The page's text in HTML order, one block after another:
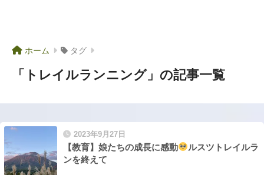
ホーム タグ
「トレイルランニング」の記事一覧
2023年9月27日
【教育】娘たちの成長に感動
ルスツトレイルラ
ンを終えて